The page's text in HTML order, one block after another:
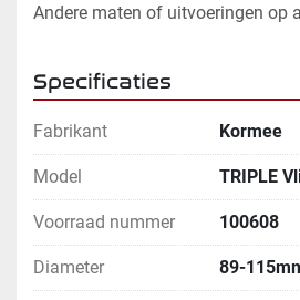
Andere maten of uitvoeringen op
Specificaties
Fabrikant Kormee
Model TRIPLE
Voorraad nummer 100608
Diameter 89-